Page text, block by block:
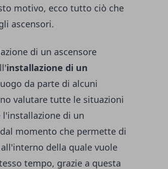
motivo, ecco tutto ciò che
ascensori.
di un ascensore
installazione di un
da parte di alcuni
valutare tutte le situazioni
di un
momento che permette di
della quale vuole
tempo, grazie a questa